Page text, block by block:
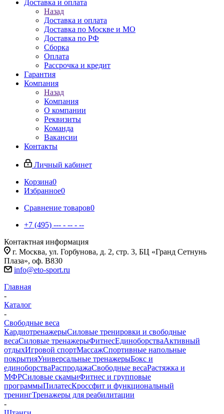
Доставка и оплата
Назад
Доставка и оплата
Доставка по Москве и МО
Доставка по РФ
Сборка
Оплата
Рассрочка и кредит
Гарантия
Компания
Назад
Компания
О компании
Реквизиты
Команда
Вакансии
Контакты
Личный кабинет
Корзина0
Избранное0
Сравнение товаров0
+7 (495) --- - -- - --
Контактная информация
г. Москва, ул. Горбунова, д. 2, стр. 3, БЦ «Гранд Сетнунь
Плаза», оф. В830
info@eto-sport.ru
Главная
-
Каталог
-
Свободные веса
КардиотренажерыСиловые тренировки и свободные
весаСиловые тренажерыФитнесЕдиноборстваАктивный
отдыхИгровой спортМассажСпортивные напольные
покрытияУниверсальные тренажерыБокс и
единоборстваРаспродажаСвободные весаРастяжка и
МФРСиловые скамьиФитнес и групповые
программыПилатесКроссфит и функциональный
тренингТренажеры для реабилитации
-